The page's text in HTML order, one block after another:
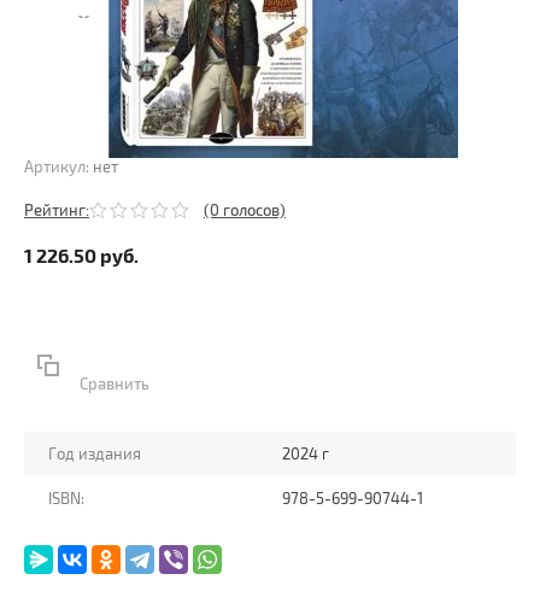
Артикул: нет
Рейтинг: (0 голосов)
1 226.50 руб.
Сравнить
Год издания 2024 г
ISBN: 978-5-699-90744-1